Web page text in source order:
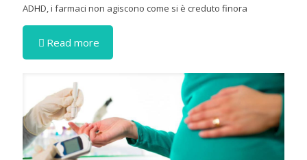
ADHD, i farmaci non agiscono come si è creduto finora
Read more